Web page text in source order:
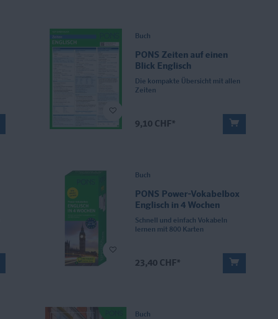
Buch
PONS Zeiten auf einen
Blick Englisch
Die kompakte Übersicht mit allen
Zeiten
9,10 CHF*
Buch
PONS Power-Vokabelbox
Englisch in 4 Wochen
Schnell und einfach Vokabeln
lernen mit 800 Karten
23,40 CHF*
Buch